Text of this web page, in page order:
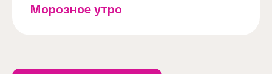
Морозное утро